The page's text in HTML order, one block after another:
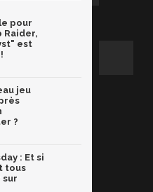
pour
Raider,
est
jeu
?
: Et si
tous
sur